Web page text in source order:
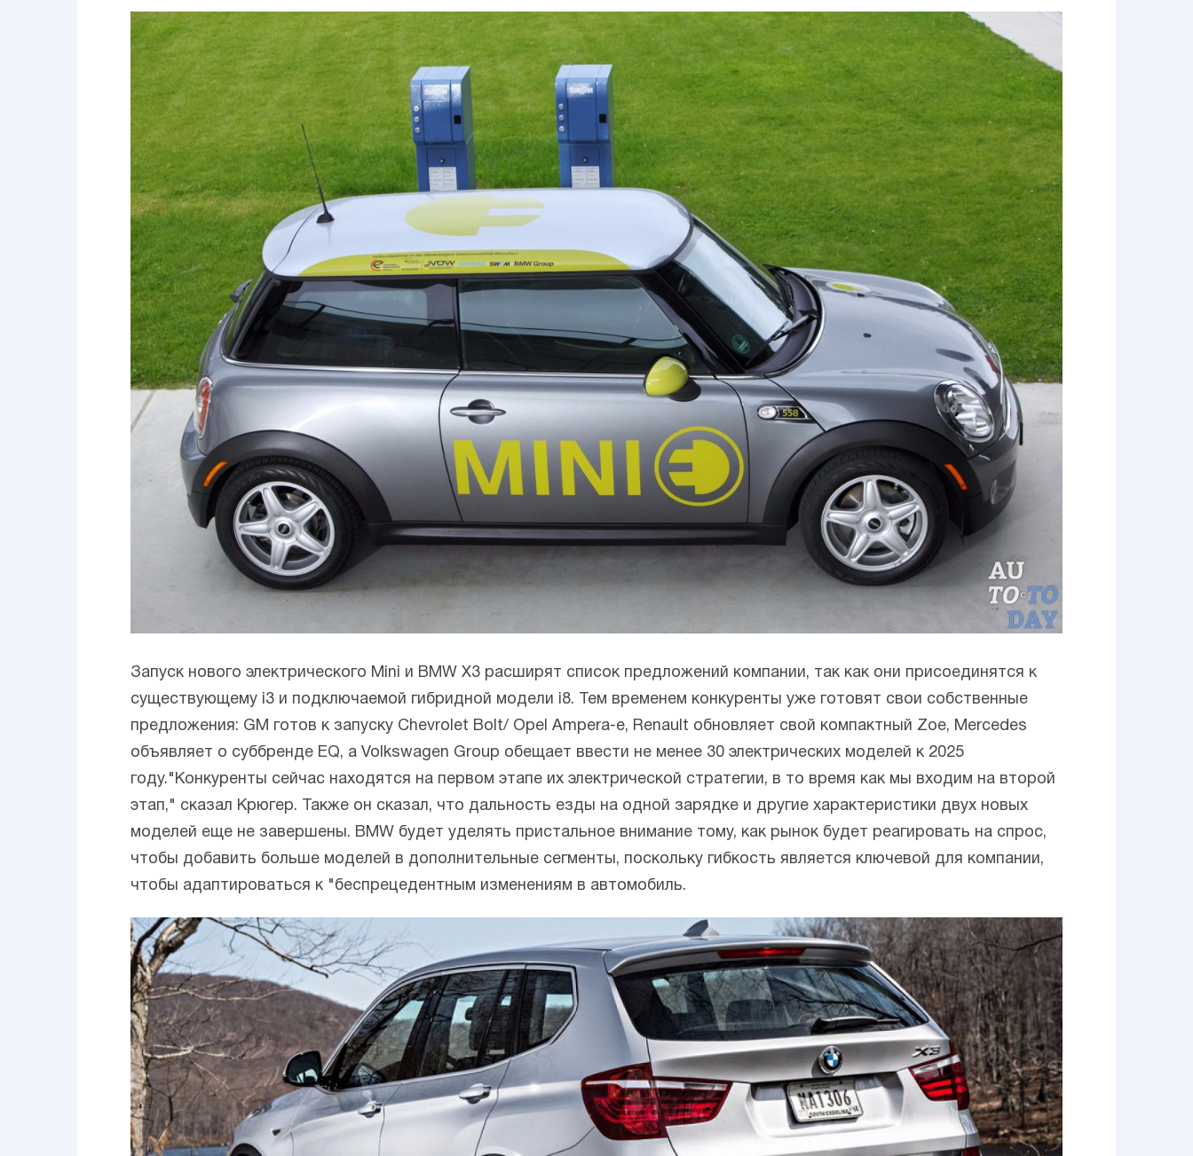
Запуск нового электрического Mini и BMW X3 расширят список предложений компании, так как они присоединятся к
существующему i3 и подключаемой гибридной модели i8. Тем временем конкуренты уже готовят свои собственные
предложения: GM готов к запуску Chevrolet Bolt/ Opel Ampera-е, Renault обновляет свой компактный Zoe, Mercedes
объявляет о суббренде EQ, а Volkswagen Group обещает ввести не менее 30 электрических моделей к 2025
году."Конкуренты сейчас находятся на первом этапе их электрической стратегии, в то время как мы входим на второй
этап," сказал Крюгер. Также он сказал, что дальность езды на одной зарядке и другие характеристики двух новых
моделей еще не завершены. BMW будет уделять пристальное внимание тому, как рынок будет реагировать на спрос,
чтобы добавить больше моделей в дополнительные сегменты, поскольку гибкость является ключевой для компании,
чтобы адаптироваться к "беспрецедентным изменениям в автомобиль.